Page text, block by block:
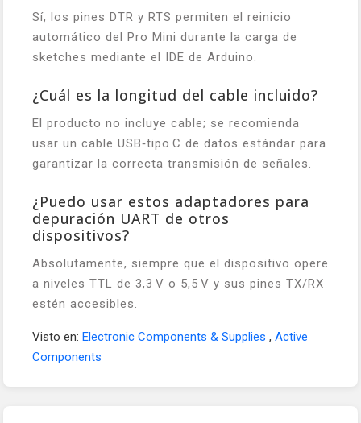
Sí, los pines DTR y RTS permiten el reinicio
automático del Pro Mini durante la carga de
sketches mediante el IDE de Arduino.
¿Cuál es la longitud del cable incluido?
El producto no incluye cable; se recomienda
usar un cable USB‑tipo C de datos estándar para
garantizar la correcta transmisión de señales.
¿Puedo usar estos adaptadores para
depuración UART de otros
dispositivos?
Absolutamente, siempre que el dispositivo opere
a niveles TTL de 3,3 V o 5,5 V y sus pines TX/RX
estén accesibles.
Visto en: Electronic Components & Supplies , Active
Components